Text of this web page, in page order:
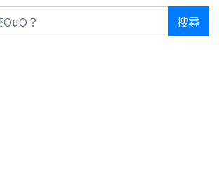
搜尋